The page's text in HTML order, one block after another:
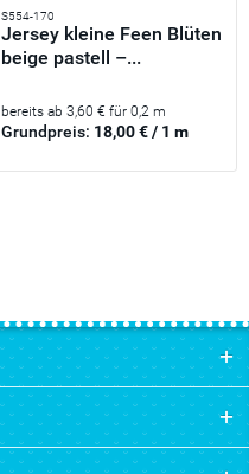
S554-170
Jersey kleine Feen Blüten
beige pastell –...
bereits ab 3,60 € für 0,2 m
Grundpreis: 18,00 € / 1 m